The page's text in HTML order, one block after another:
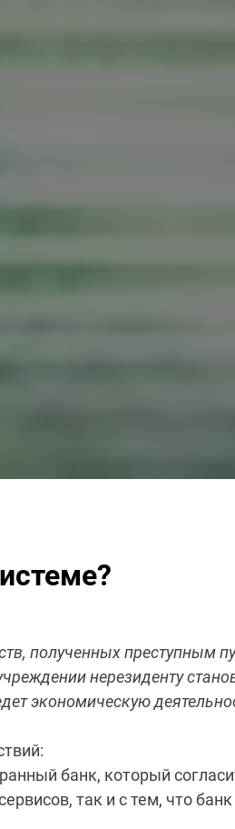
полученных преступным
нерезиденту
экономическую
банк, который
так и с тем, что